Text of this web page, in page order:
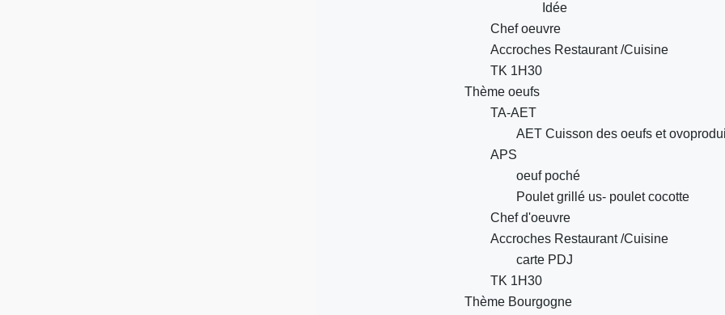
Idée
Chef oeuvre
Accroches Restaurant /Cuisine
TK 1H30
Thème oeufs
TA-AET
AET Cuisson des oeufs et
APS
oeuf poché
Poulet grillé us- poulet cocotte
Chef d'oeuvre
Accroches Restaurant /Cuisine
carte PDJ
TK 1H30
Thème Bourgogne